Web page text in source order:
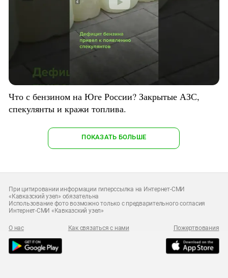
Что с бензином на Юге России? Закрытые АЗС,
спекулянты и кражи топлива.
ПОКАЗАТЬ БОЛЬШЕ
При цитировании информации гиперссылка на Интернет-СМИ
«Кавказский узел» обязательна
Использование фото возможно только с предварительного согласия
Интернет-СМИ «Кавказский узел»
О нас Как связаться с нами Пожертвования